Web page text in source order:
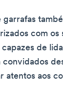
com os
de
convidados
atentos aos